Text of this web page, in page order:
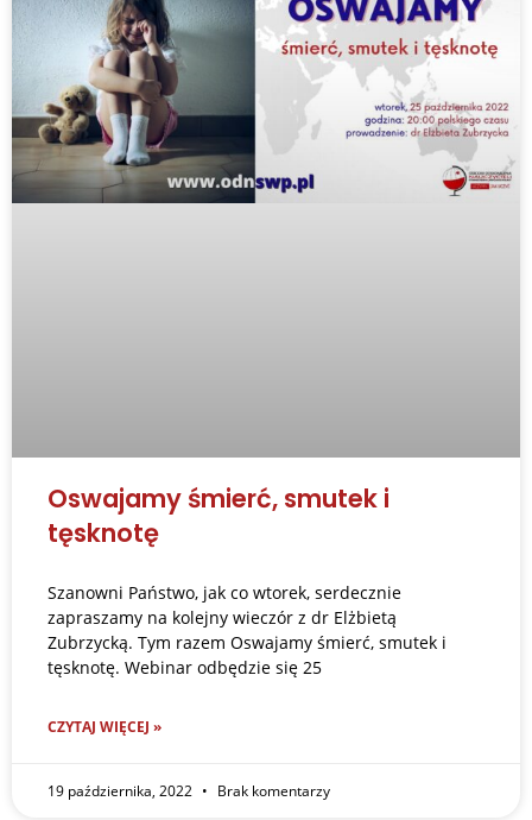
Oswajamy śmierć, smutek i
tęsknotę
Szanowni Państwo, jak co wtorek, serdecznie
zapraszamy na kolejny wieczór z dr Elżbietą
Zubrzycką. Tym razem Oswajamy śmierć, smutek i
tęsknotę. Webinar odbędzie się 25
CZYTAJ WIĘCEJ »
19 października, 2022 Brak komentarzy